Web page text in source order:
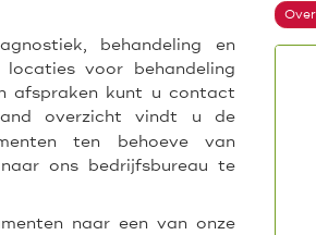
behandeling en
voor behandeling
afspraken kunt u contact
overzicht vindt u de
ten behoeve van
ons bedrijfsbureau te
naar een van onze